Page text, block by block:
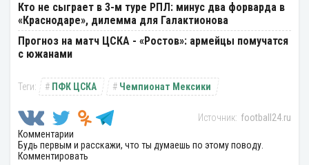
Кто не сыграет в 3-м туре РПЛ: минус два форварда в
«Краснодаре», дилемма для Галактионова
Прогноз на матч ЦСКА - «Ростов»: армейцы помучатся
с южанами
ПФК ЦСКА Чемпионат Мексики
football24.ru
Комментарии
Будь первым и расскажи, что ты думаешь по этому поводу.
Комментировать